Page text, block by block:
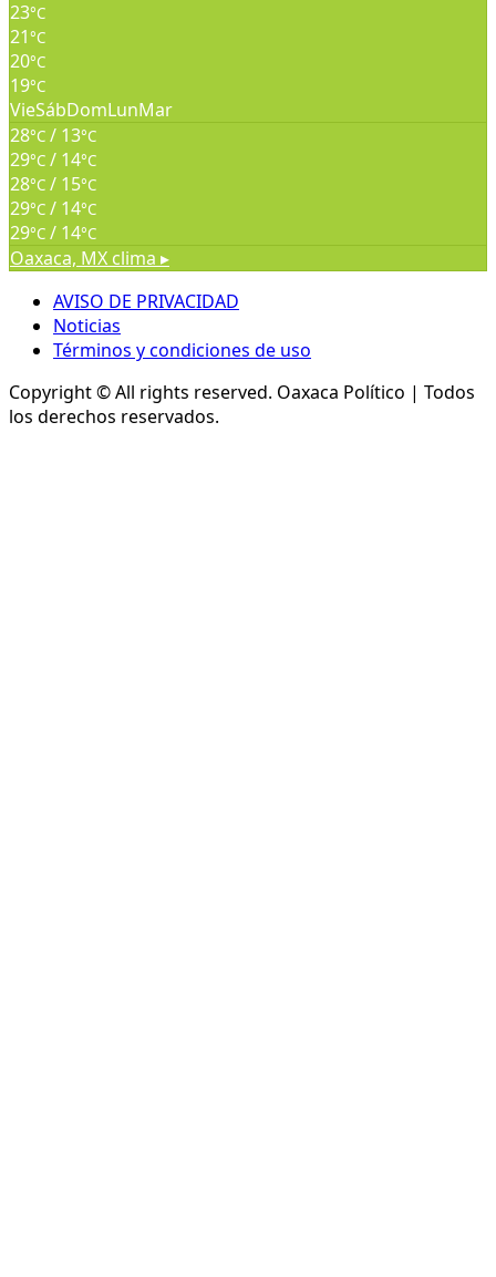
23°C
21°C
20°C
19°C
VieSábDomLunMar
28°C / 13°C
29°C / 14°C
28°C / 15°C
29°C / 14°C
29°C / 14°C
Oaxaca, MX clima ▸
AVISO DE PRIVACIDAD
Noticias
Términos y condiciones de uso
Copyright © All rights reserved. Oaxaca Político | Todos
los derechos reservados.